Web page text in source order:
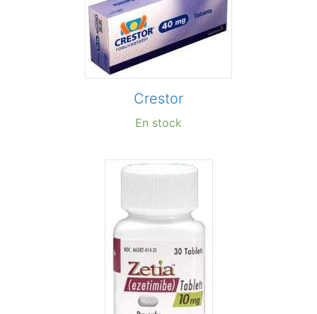
Crestor
En stock